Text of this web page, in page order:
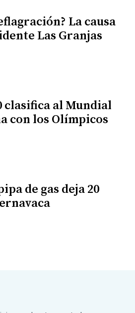
La causa
Las Granjas
clasifica al Mundial
con los Olímpicos
de gas deja 20